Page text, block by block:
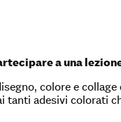
a una
colore e
tanti adesivi colorati